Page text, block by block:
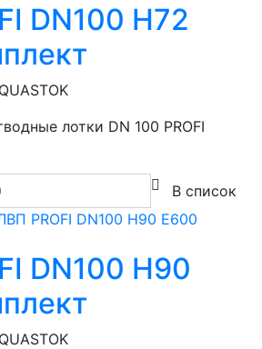
DN100 H72
лотки DN 100 PROFI
В список
DN100 H90